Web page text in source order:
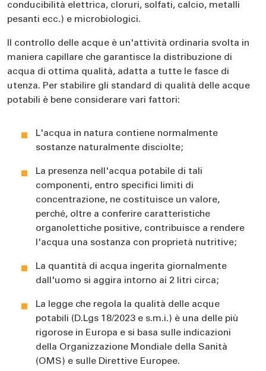
conducibilità elettrica, cloruri, solfati, calcio, metalli
pesanti ecc.) e microbiologici.
Il controllo delle acque è un'attività ordinaria svolta in
maniera capillare che garantisce la distribuzione di
acqua di ottima qualità, adatta a tutte le fasce di
utenza. Per stabilire gli standard di qualità delle acque
potabili è bene considerare vari fattori:
L'acqua in natura contiene normalmente
sostanze naturalmente disciolte;
La presenza nell'acqua potabile di tali
componenti, entro specifici limiti di
concentrazione, ne costituisce un valore,
perché, oltre a conferire caratteristiche
organolettiche positive, contribuisce a rendere
l'acqua una sostanza con proprietà nutritive;
La quantità di acqua ingerita giornalmente
dall'uomo si aggira intorno ai 2 litri circa;
La legge che regola la qualità delle acque
potabili (D.Lgs 18/2023 e s.m.i.) è una delle più
rigorose in Europa e si basa sulle indicazioni
della Organizzazione Mondiale della Sanità
(OMS) e sulle Direttive Europee.